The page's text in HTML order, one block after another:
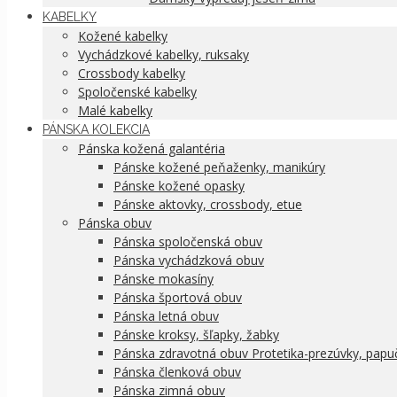
KABELKY
Kožené kabelky
Vychádzkové kabelky, ruksaky
Crossbody kabelky
Spoločenské kabelky
Malé kabelky
PÁNSKA KOLEKCIA
Pánska kožená galantéria
Pánske kožené peňaženky, manikúry
Pánske kožené opasky
Pánske aktovky, crossbody, etue
Pánska obuv
Pánska spoločenská obuv
Pánska vychádzková obuv
Pánske mokasíny
Pánska športová obuv
Pánska letná obuv
Pánske kroksy, šľapky, žabky
Pánska zdravotná obuv Protetika-prezúvky,
Pánska členková obuv
Pánska zimná obuv